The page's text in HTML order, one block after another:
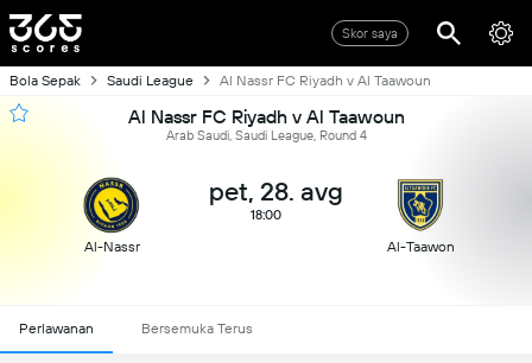
Skor saya
Bola Sepak Saudi League Al Nassr FC Riyadh v Al Taawoun
Al Nassr FC Riyadh v Al Taawoun
Arab Saudi, Saudi League, Round 4
Al-Nassr
pet, 28. avg
18:00
Al-Taawon
Perlawanan Bersemuka Terus